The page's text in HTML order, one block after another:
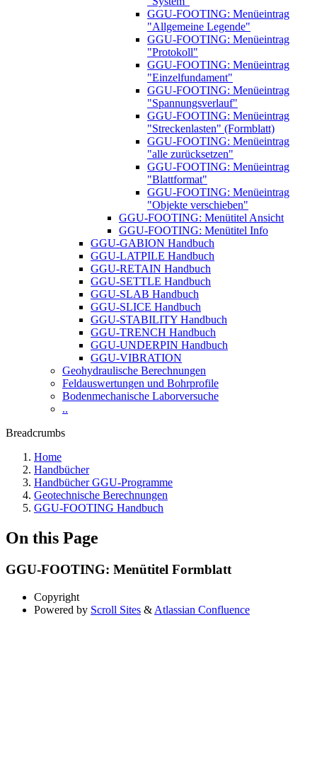
GGU-FOOTING: Menüeintrag
"Allgemeine Legende"
GGU-FOOTING: Menüeintrag
"Protokoll"
GGU-FOOTING: Menüeintrag
"Einzelfundament"
GGU-FOOTING: Menüeintrag
"Spannungsverlauf"
GGU-FOOTING: Menüeintrag
"Streckenlasten" (Formblatt)
GGU-FOOTING: Menüeintrag
"alle zurücksetzen"
GGU-FOOTING: Menüeintrag
"Blattformat"
GGU-FOOTING: Menüeintrag
"Objekte verschieben"
GGU-FOOTING: Menütitel Ansicht
GGU-FOOTING: Menütitel Info
GGU-GABION Handbuch
GGU-LATPILE Handbuch
GGU-RETAIN Handbuch
GGU-SETTLE Handbuch
GGU-SLAB Handbuch
GGU-SLICE Handbuch
GGU-STABILITY Handbuch
GGU-TRENCH Handbuch
GGU-UNDERPIN Handbuch
GGU-VIBRATION
Geohydraulische Berechnungen
Feldauswertungen und Bohrprofile
Bodenmechanische Laborversuche
..
Breadcrumbs
Home
Handbücher
Handbücher GGU-Programme
Geotechnische Berechnungen
GGU-FOOTING Handbuch
On this Page
GGU-FOOTING: Menütitel Formblatt
Copyright
Powered by Scroll Sites & Atlassian Confluence